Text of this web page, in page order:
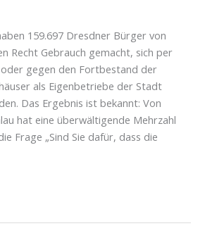
159.697 Dresdner Bürger von
Recht Gebrauch gemacht, sich per
gegen den Fortbestand der
als Eigenbetriebe der Stadt
Das Ergebnis ist bekannt: Von
hat eine überwältigende Mehrzahl
Frage „Sind Sie dafür, dass die